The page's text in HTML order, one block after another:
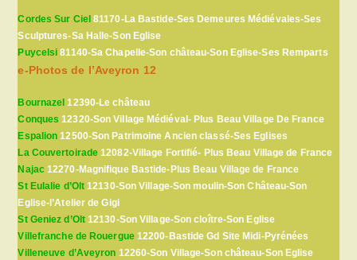
Cordes Sur Ciel 81170-La Bastide-Ses Demeures Médiévales-Ses
Sculptures-Sa Halle-Son Eglise
Puycelsi 81140-Sa Chapelle-Son château-Son Eglise-Ses Remparts
e-Photos de l’Aveyron 12
Bournazel 12390-Le château
Conques 12320-Son Village Médiéval- Plus Beau Village De France
Espalion 12500-Son Patrimoine Ancien classé-Ses Eglises
La Couvertoirade 12082-Village Fortifié- Plus Beau Village de France
Najac12270-Magnifique Bastide-Plus Beau Village de France
St Eulalie d’Olt 12130-Son Village-Son moulin-Son Château-Son
Eglise-l’Atelier de Gigi
St Geniez d’Olt12130-Son Village-Son cloître-Son Eglise
Villefranche de Rouergue12200-Bastide Gd Site Midi-Pyrénées
Villeneuve d’Aveyron 12260-Son Village-Son château-Son Eglise